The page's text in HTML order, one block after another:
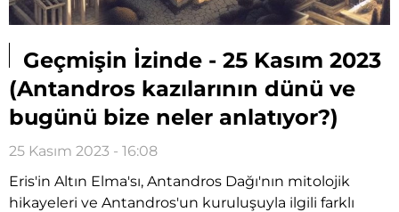
Geçmişin İzinde - 25 Kasım 2023
(Antandros kazılarının dünü ve
bugünü bize neler anlatıyor?)
25 Kasım 2023 - 16:08
Eris'in Altın Elma'sı, Antandros Dağı'nın mitolojik
hikayeleri ve Antandros'un kuruluşuyla ilgili farklı